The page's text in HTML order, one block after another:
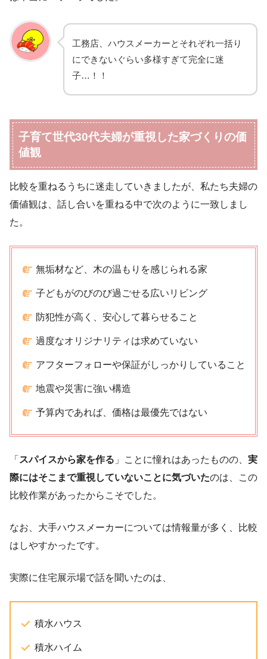
工務店、ハウスメーカーとそれぞれ一括り
にできないぐらい多様すぎて完全に迷
子…！！
子育て世代30代夫婦が重視した家づくりの価
値観
比較を重ねるうちに迷走していきましたが、私たち夫婦の
価値観は、話し合いを重ねる中で次のように一致しまし
た。
無垢材など、木の温もりを感じられる家
子どもがのびのび過ごせる広いリビング
防犯性が高く、安心して暮らせること
過度なオリジナリティは求めていない
アフターフォローや保証がしっかりしていること
地震や災害に強い構造
予算内であれば、価格は最優先ではない
「 スパイスから家を作る 」ことに憧れはあったものの、 実
際にはそこまで重視していないことに気づいたのは、この
比較作業があったからこそでした。
なお、大手ハウスメーカーについては情報量が多く、比較
はしやすかったです。
実際に住宅展示場で話を聞いたのは、
積水ハウス
積水ハイム